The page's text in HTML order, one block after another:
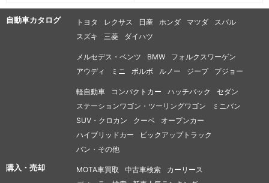
自動車カタログ トヨタ レクサス 日産 ホンダ マツダ
スバル
スズキ
三菱 ダイハツ
メルセデス・ベンツ BMW
フォルクスワーゲン
アウディ
ミニ ボルボ ルノー ジープ プジョー
軽自動車 コンパクトカー ハッチバック
セダン
ステーションワゴン・ツーリングワゴン
ミニバン
SUV・クロカン
クーペ
オープンカー
ハイブリッドカー
ピックアップトラック
バン・その他
購入・売却 MOTA車買取 中古車検索
カーリース